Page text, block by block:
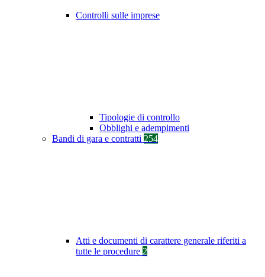
Controlli sulle imprese
Tipologie di controllo
Obblighi e adempimenti
Bandi di gara e contratti 254
Atti e documenti di carattere generale riferiti a
tutte le procedure 2